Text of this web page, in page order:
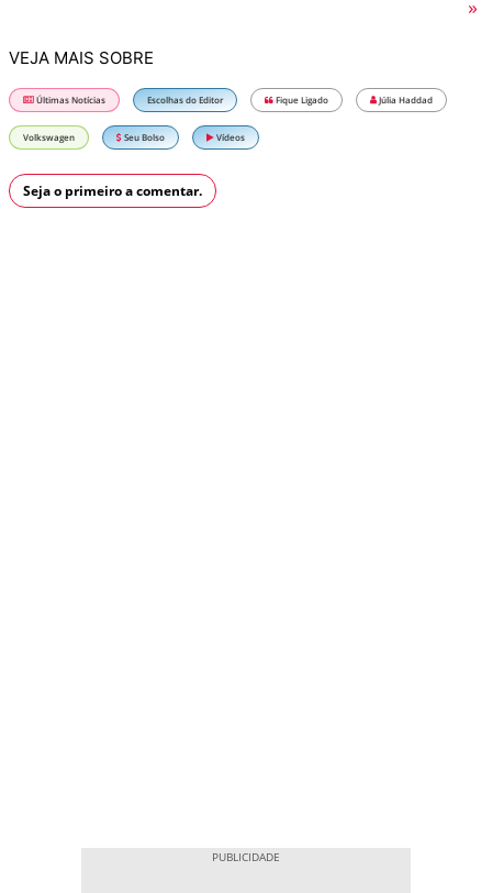
»
VEJA MAIS SOBRE
Últimas Notícias Escolhas do Editor Fique Ligado Júlia Haddad
Volkswagen Seu Bolso Vídeos
Seja o primeiro a comentar.